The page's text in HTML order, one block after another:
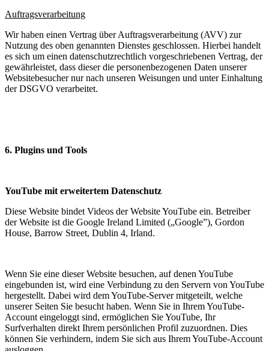
Auftragsverarbeitung
Wir haben einen Vertrag über Auftragsverarbeitung (AVV) zur
Nutzung des oben genannten Dienstes geschlossen. Hierbei handelt
es sich um einen datenschutzrechtlich vorgeschriebenen Vertrag, der
gewährleistet, dass dieser die personenbezogenen Daten unserer
Websitebesucher nur nach unseren Weisungen und unter Einhaltung
der DSGVO verarbeitet.
6. Plugins und Tools
YouTube mit erweitertem Datenschutz
Diese Website bindet Videos der Website YouTube ein. Betreiber
der Website ist die Google Ireland Limited („Google”), Gordon
House, Barrow Street, Dublin 4, Irland.
Wenn Sie eine dieser Website besuchen, auf denen YouTube
eingebunden ist, wird eine Verbindung zu den Servern von YouTube
hergestellt. Dabei wird dem YouTube-Server mitgeteilt, welche
unserer Seiten Sie besucht haben. Wenn Sie in Ihrem YouTube-
Account eingeloggt sind, ermöglichen Sie YouTube, Ihr
Surfverhalten direkt Ihrem persönlichen Profil zuzuordnen. Dies
können Sie verhindern, indem Sie sich aus Ihrem YouTube-Account